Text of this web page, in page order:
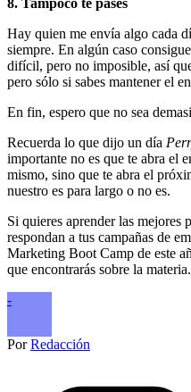
8. Tampoco te pases
Hay quien me envía algo cada
siempre. En algún caso
difícil, pero no imposible, así
pero sólo si sabes mantener el
En fin, espero que no sea
Recuerda lo que dijo un día
importante no es que te abra el
mismo, sino que te abra el
nuestro es para largo o no es.
Si quieres aprender las mejores
respondan a tus campañas de
Marketing Boot Camp de este
que encontrarás sobre la materia.
-
PorRedacción